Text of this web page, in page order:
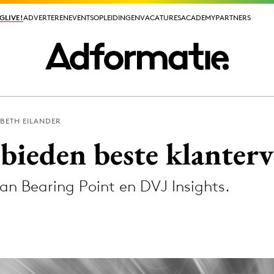
ADVERTERENEVENTSOPLEIDINGENVACATURESACADEMYPARTNERS
ADVERTERENEVENTSOPLEIDINGENVACATURESACADEMYPARTNERS
PR
EILANDER
beste
Bearing Point en DVJ Insights.